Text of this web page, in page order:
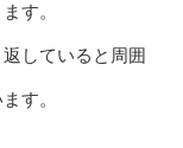
す。
していると周囲
す。